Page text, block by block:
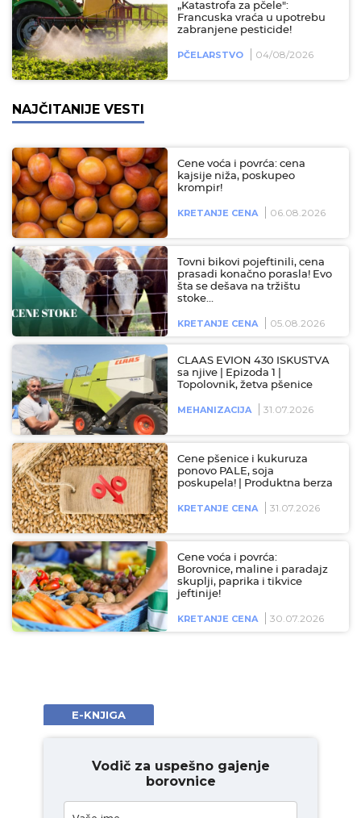
„Katastrofa za pčele":
Francuska vraća u upotrebu
zabranjene pesticide!
PČELARSTVO 04/08/2026
NAJČITANIJE VESTI
Cene voća i povrća: cena
kajsije niža, poskupeo
krompir!
KRETANJE CENA 06.08.2026
Tovni bikovi pojeftinili, cena
prasadi konačno porasla! Evo
šta se dešava na tržištu
stoke…
KRETANJE CENA 05.08.2026
CLAAS EVION 430 ISKUSTVA
sa njive | Epizoda 1 |
Topolovnik, žetva pšenice
MEHANIZACIJA 31.07.2026
Cene pšenice i kukuruza
ponovo PALE, soja
poskupela! | Produktna berza
KRETANJE CENA 31.07.2026
Cene voća i povrća:
Borovnice, maline i paradajz
skuplji, paprika i tikvice
jeftinije!
KRETANJE CENA 30.07.2026
E-KNJIGA
Vodič za uspešno gajenje
borovnice